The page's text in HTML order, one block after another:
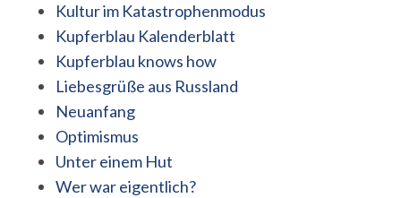
Kultur im Katastrophenmodus
Kupferblau Kalenderblatt
Kupferblau knows how
Liebesgrüße aus Russland
Neuanfang
Optimismus
Unter einem Hut
Wer war eigentlich?